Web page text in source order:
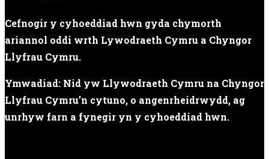
Cefnogir y cyhoeddiad hwn gyda chymorth
ariannol oddi wrth Lywodraeth Cymru a Chyngor
Llyfrau Cymru.
Ymwadiad: Nid yw Llywodraeth Cymru na Chyngor
Llyfrau Cymru’n cytuno, o angenrheidrwydd, ag
unrhyw farn a fynegir yn y cyhoeddiad hwn.